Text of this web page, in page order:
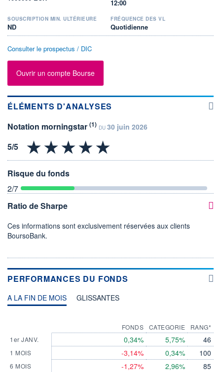
12:00
SOUSCRIPTION MIN. ULTÉRIEURE
ND
FRÉQUENCE DES VL
Quotidienne
Consulter le prospectus / DIC
Ouvrir un compte Bourse
ÉLÉMENTS D'ANALYSES
Notation morningstar (1) DU 30 juin 2026
Risque du fonds
2/7
Ratio de Sharpe
Ces informations sont exclusivement réservées aux clients
BoursoBank.
PERFORMANCES DU FONDS
A LA FIN DE MOIS GLISSANTES
1er JANV.
1 MOIS
6 MOIS
FONDS
0,34%
-3,14%
-1,27%
CATEGORIE
5,75%
0,34%
2,96%
RANG*
46
100
85